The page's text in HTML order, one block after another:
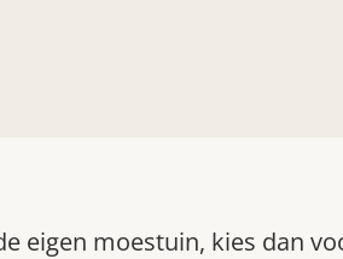
eigen moestuin, kies dan